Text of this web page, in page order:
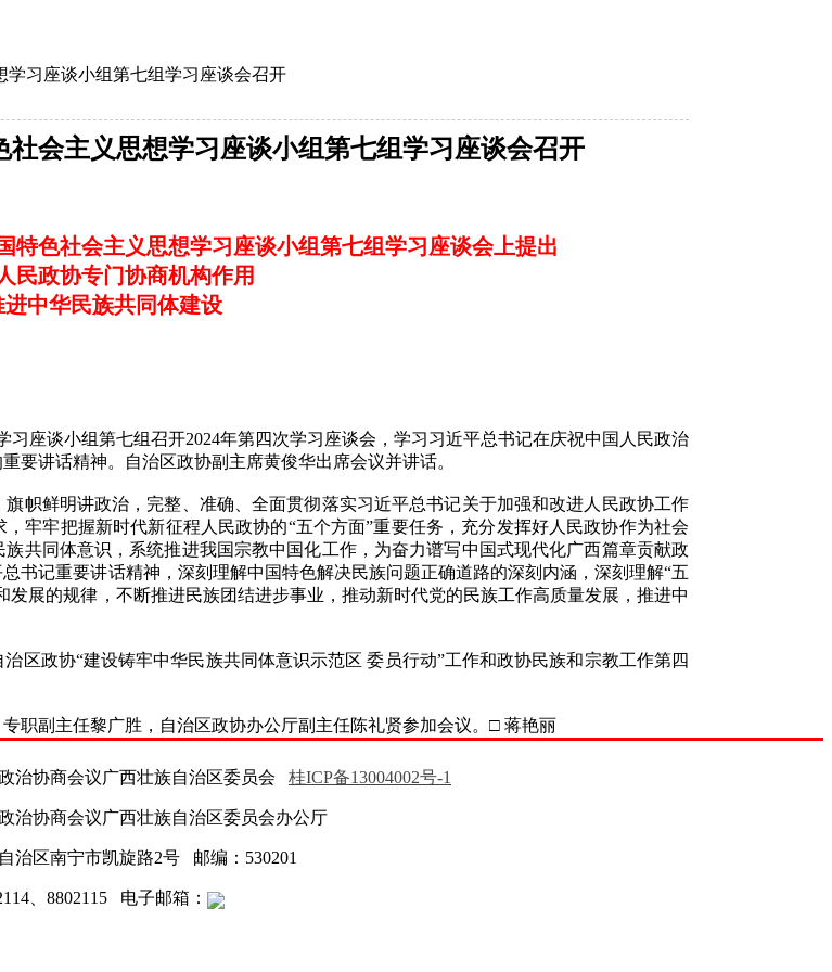
学习座谈小组第七组学习座谈会召开
会主义思想学习座谈小组第七组学习座谈会召开
特色社会主义思想学习座谈小组第七组学习座谈会上提出
民政协专门协商机构作用
进中华民族共同体建设
谈小组第七组召开2024年第四次学习座谈会，学习习近平总书记在庆祝中国人民政治
要讲话精神。自治区政协副主席黄俊华出席会议并讲话。
鲜明讲政治，完整、准确、全面贯彻落实习近平总书记关于加强和改进人民政协工作
牢牢把握新时代新征程人民政协的“五个方面”重要任务，充分发挥好人民政协作为社会
共同体意识，系统推进我国宗教中国化工作，为奋力谱写中国式现代化广西篇章贡献政
书记重要讲话精神，深刻理解中国特色解决民族问题正确道路的深刻内涵，深刻理解“五
展的规律，不断推进民族团结进步事业，推动新时代党的民族工作高质量发展，推进中
政协“建设铸牢中华民族共同体意识示范区 委员行动”工作和政协民族和宗教工作第四
副主任黎广胜，自治区政协办公厅副主任陈礼贤参加会议。□ 蒋艳丽
治协商会议广西壮族自治区委员会 桂ICP备13004002号-1
治协商会议广西壮族自治区委员会办公厅
治区南宁市凯旋路2号 邮编：530201
、8802115 电子邮箱：